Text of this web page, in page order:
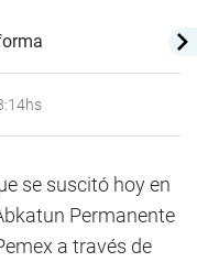
se suscitó hoy en
Permanente
a través de